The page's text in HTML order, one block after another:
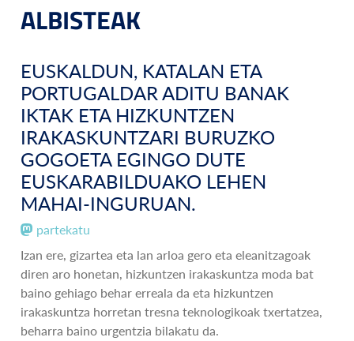
ALBISTEAK
EUSKALDUN, KATALAN ETA
PORTUGALDAR ADITU BANAK
IKTAK ETA HIZKUNTZEN
IRAKASKUNTZARI BURUZKO
GOGOETA EGINGO DUTE
EUSKARABILDUAKO LEHEN
MAHAI-INGURUAN.
partekatu
Izan ere, gizartea eta lan arloa gero eta eleanitzagoak
diren aro honetan, hizkuntzen irakaskuntza moda bat
baino gehiago behar erreala da eta hizkuntzen
irakaskuntza horretan tresna teknologikoak txertatzea,
beharra baino urgentzia bilakatu da.